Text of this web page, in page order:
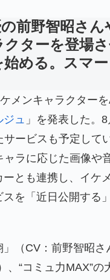
前野智昭さん
ターを登場
める。スマ
メンキャラクター
ジュ 」を発表した。
ービスも予定してい
ラに応じた画像や
とも連携し、イケ
を「近日公開する
（CV：前野智昭さ
“コミュ力MAX”の